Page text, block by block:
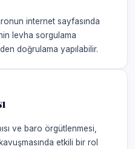
internet sayfasında
levha sorgulama
doğrulama yapılabilir.
ve baro örgütlenmesi,
etkili bir rol